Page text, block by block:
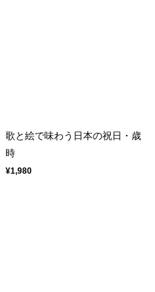
歌と絵で味わう日本の祝日・歳
時
¥1,980